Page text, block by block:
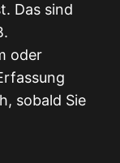
Das sind
oder
sobald Sie